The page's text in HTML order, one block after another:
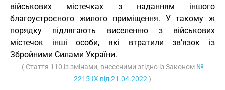
військових містечках з наданням іншого
благоустроєного жилого приміщення. У такому ж
порядку підлягають виселенню з військових
містечок інші особи, які втратили зв’язок із
Збройними Силами України.
( Стаття 110 із змінами, внесеними згідно із Законом №
2215-IX від 21.04.2022 )